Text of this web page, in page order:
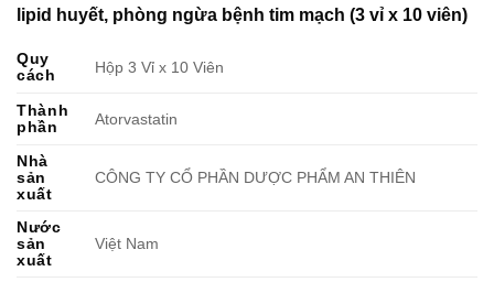
lipid huyết, phòng ngừa bệnh tim mạch (3 vỉ x 10 viên)
Quy
cách
Hộp 3 Vỉ x 10 Viên
Thành
phần
Atorvastatin
Nhà
sản
xuất
CÔNG TY CỔ PHẦN DƯỢC PHẨM AN THIÊN
Nước
sản
xuất
Việt Nam